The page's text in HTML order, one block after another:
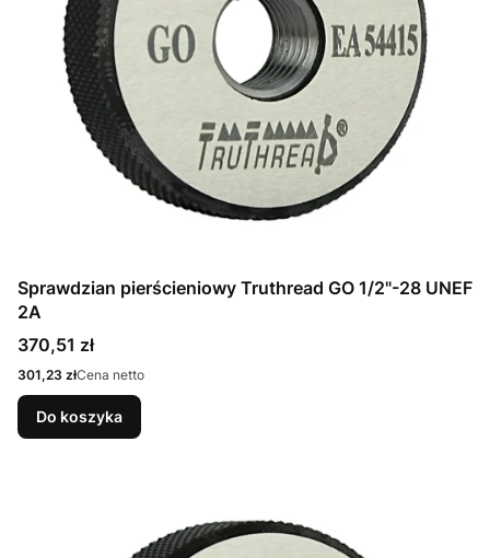
Sprawdzian pierścieniowy Truthread GO 1/2"-28 UNEF
2A
Cena
370,51 zł
Cena
301,23 złCena netto
Do koszyka